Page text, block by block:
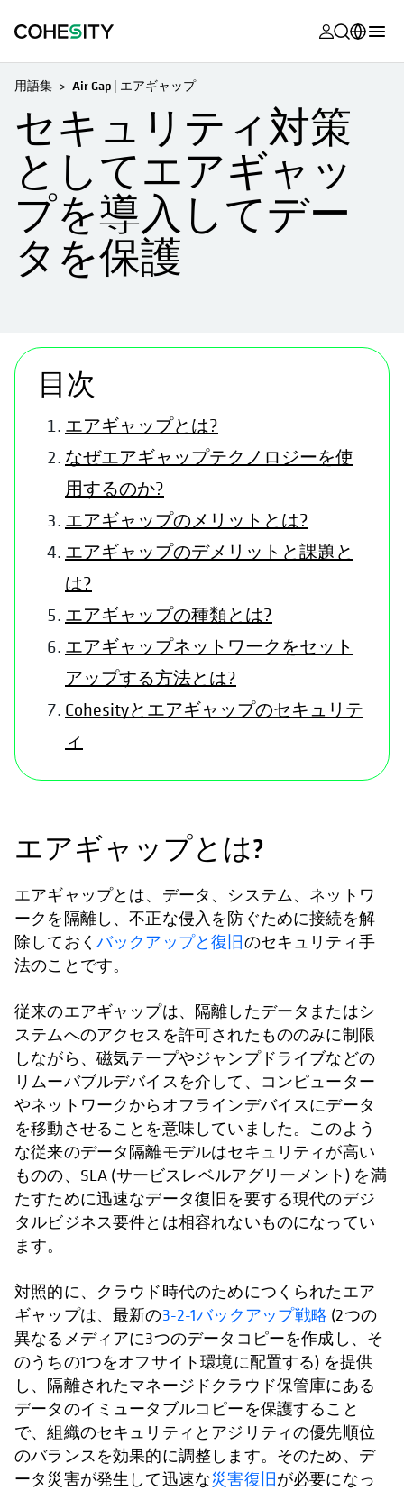
新しいタ
Helios
新しいタ
Alta
新しいタ
サポート
新しいタ
製品に関す
新しいタ
新しいタ
新しいタ
パートナー
新しいタ
English (U.S.)
Deutsch (Germany)
Français (France)
Português (Brazil)
用語集 Air Gap | エアギャップ
セキュリティ対策
としてエアギャッ
プを導入してデー
タを保護
目次
エアギャップとは?
なぜエアギャップテクノロジーを使
用するのか?
エアギャップのメリットとは?
エアギャップのデメリットと課題と
は?
エアギャップの種類とは?
エアギャップネットワークをセット
アップする方法とは?
Cohesityとエアギャップのセキュリテ
ィ
エアギャップとは?
エアギャップとは、データ、システム、ネットワ
ークを隔離し、不正な侵入を防ぐために接続を解
除しておく バックアップと復旧のセキュリティ手
法のことです。
従来のエアギャップは、隔離したデータまたはシ
ステムへのアクセスを許可されたもののみに制限
しながら、磁気テープやジャンプドライブなどの
リムーバブルデバイスを介して、コンピューター
やネットワークからオフラインデバイスにデータ
を移動させることを意味していました。このよう
な従来のデータ隔離モデルはセキュリティが高い
ものの、SLA (サービスレベルアグリーメント) を満
たすために迅速なデータ復旧を要する現代のデジ
タルビジネス要件とは相容れないものになってい
ます。
対照的に、クラウド時代のためにつくられたエア
ギャップは、最新の3-2-1バックアップ戦略 (2つの
異なるメディアに3つのデータコピーを作成し、そ
のうちの1つをオフサイト環境に配置する) を提供
し、隔離されたマネージドクラウド保管庫にある
データのイミュータブルコピーを保護すること
で、組織のセキュリティとアジリティの優先順位
のバランスを効果的に調整します。そのため、デ
ータ災害が発生して迅速な災害復旧が必要になっ